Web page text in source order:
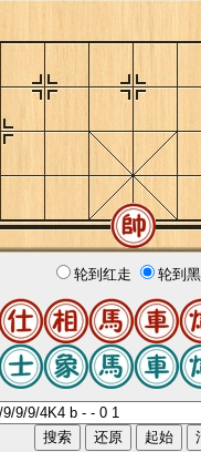
轮到红走 轮到